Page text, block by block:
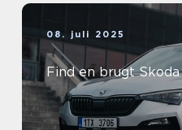
08. juli 2025
Find en brugt